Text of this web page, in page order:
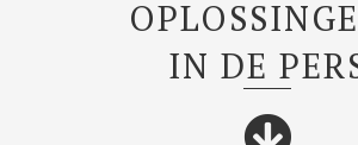
IN DE